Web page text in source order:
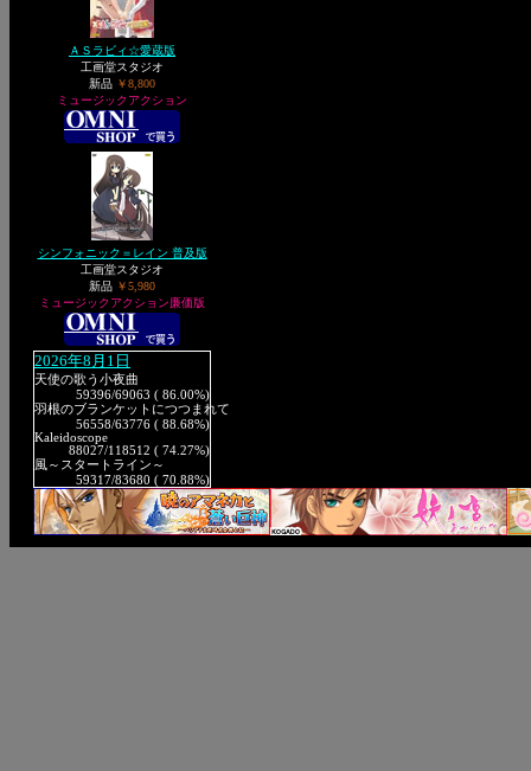
ＡＳラビィ☆愛蔵版
工画堂スタジオ
新品 ￥8,800
ミュージックアクション
シンフォニック＝レイン 普及版
工画堂スタジオ
新品 ￥5,980
ミュージックアクション廉価版
2026年8月1日
天使の歌う小夜曲
59396/69063 ( 86.00%)
羽根のブランケットにつつまれて
56558/63776 ( 88.68%)
Kaleidoscope
88027/118512 ( 74.27%)
風～スタートライン～
59317/83680 ( 70.88%)